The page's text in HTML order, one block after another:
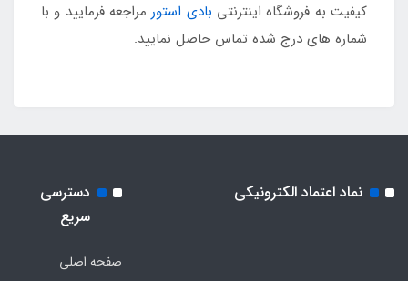
کیفیت به فروشگاه اینترنتی بادی استورمراجعه فرمایید و با
شماره های درج شده تماس حاصل نمایید.
نماد اعتماد الکترونیکی
دسترسی
سریع
صفحه اصلی